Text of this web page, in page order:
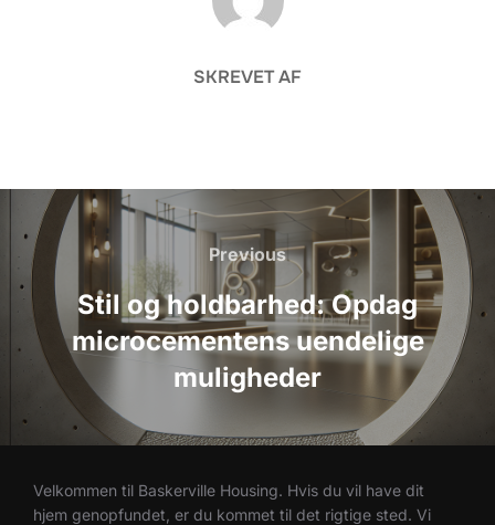
SKREVET AF
Indlægsnavigation
Previous
Previous
Stil og holdbarhed: Opdag
microcementens uendelige
muligheder
Velkommen til Baskerville Housing. Hvis du vil have dit
hjem genopfundet, er du kommet til det rigtige sted. Vi